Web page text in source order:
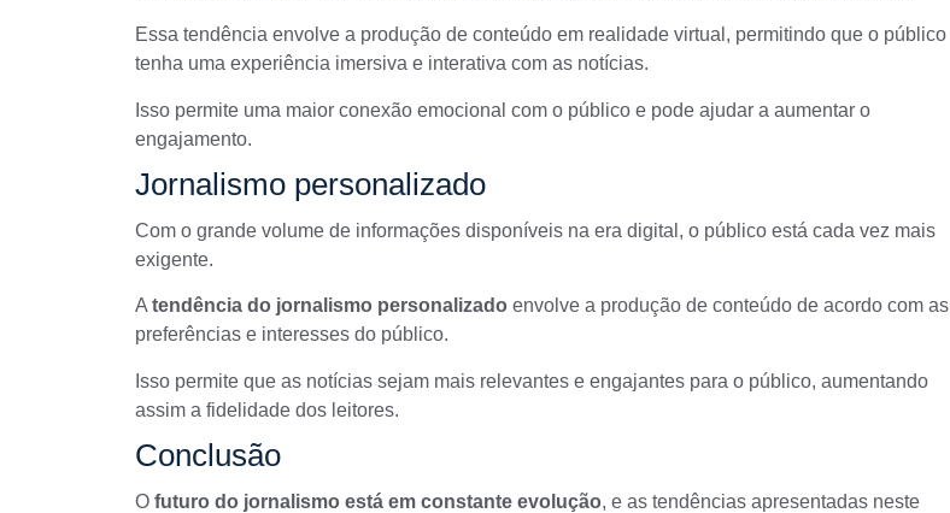
Essa tendência envolve a produção de conteúdo em realidade virtual, permitindo que o público
tenha uma experiência imersiva e interativa com as notícias.
Isso permite uma maior conexão emocional com o público e pode ajudar a aumentar o
engajamento.
Jornalismo personalizado
Com o grande volume de informações disponíveis na era digital, o público está cada vez mais
exigente.
A tendência do jornalismo personalizado envolve a produção de conteúdo de acordo com as
preferências e interesses do público.
Isso permite que as notícias sejam mais relevantes e engajantes para o público, aumentando
assim a fidelidade dos leitores.
Conclusão
O futuro do jornalismo está em constante evolução, e as tendências apresentadas neste